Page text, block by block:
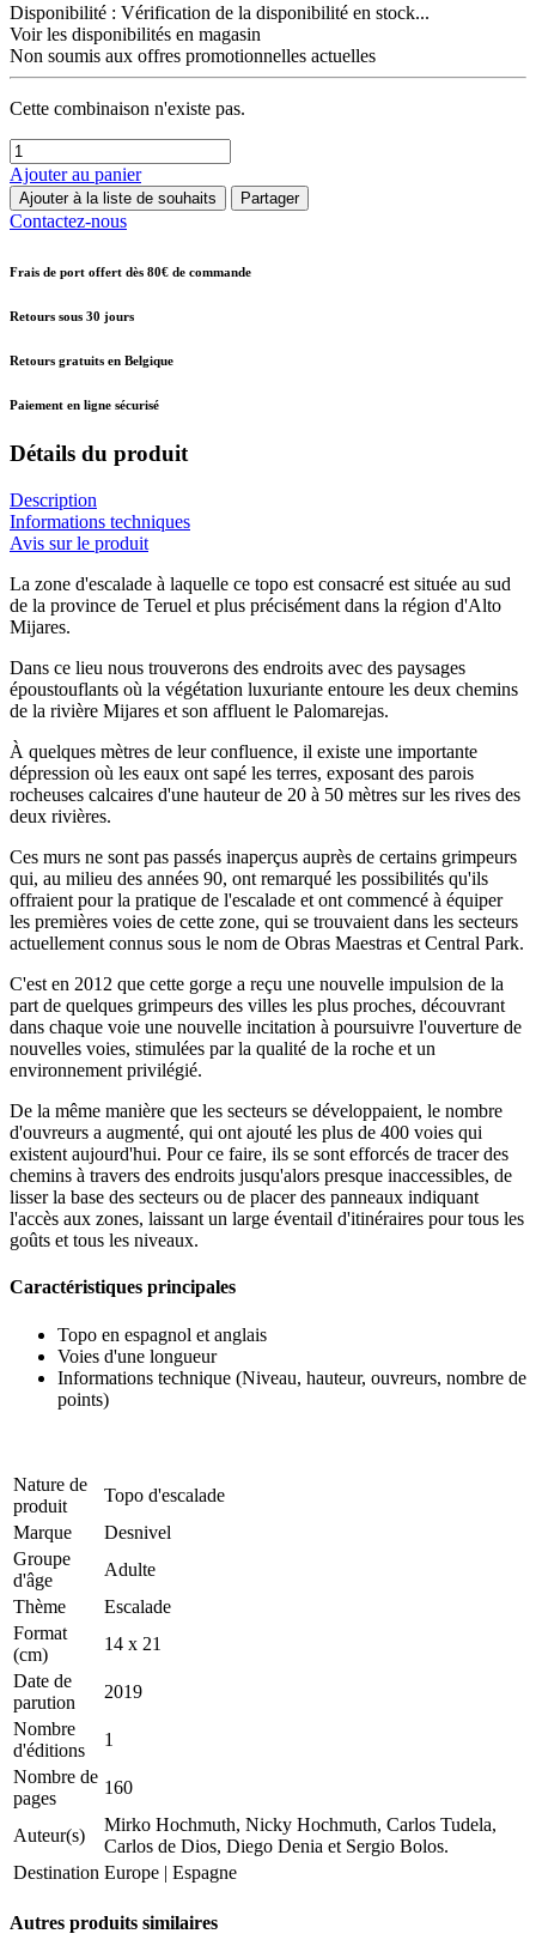
Disponibilité : Vérification de la disponibilité en stock...
Voir les disponibilités en magasin
Non soumis aux offres promotionnelles actuelles
Cette combinaison n'existe pas.
Ajouter au panier
Ajouter à la liste de souhaits Partager
Contactez-nous
Frais de port offert dès 80€ de commande
Retours sous 30 jours
Retours gratuits en Belgique
Paiement en ligne sécurisé
Détails du produit
Description
Informations techniques
Avis sur le produit
La zone d'escalade à laquelle ce topo est consacré est située au sud
de la province de Teruel et plus précisément dans la région d'Alto
Mijares.
Dans ce lieu nous trouverons des endroits avec des paysages
époustouflants où la végétation luxuriante entoure les deux chemins
de la rivière Mijares et son affluent le Palomarejas.
À quelques mètres de leur confluence, il existe une importante
dépression où les eaux ont sapé les terres, exposant des parois
rocheuses calcaires d'une hauteur de 20 à 50 mètres sur les rives des
deux rivières.
Ces murs ne sont pas passés inaperçus auprès de certains grimpeurs
qui, au milieu des années 90, ont remarqué les possibilités qu'ils
offraient pour la pratique de l'escalade et ont commencé à équiper
les premières voies de cette zone, qui se trouvaient dans les secteurs
actuellement connus sous le nom de Obras Maestras et Central Park.
C'est en 2012 que cette gorge a reçu une nouvelle impulsion de la
part de quelques grimpeurs des villes les plus proches, découvrant
dans chaque voie une nouvelle incitation à poursuivre l'ouverture de
nouvelles voies, stimulées par la qualité de la roche et un
environnement privilégié.
De la même manière que les secteurs se développaient, le nombre
d'ouvreurs a augmenté, qui ont ajouté les plus de 400 voies qui
existent aujourd'hui. Pour ce faire, ils se sont efforcés de tracer des
chemins à travers des endroits jusqu'alors presque inaccessibles, de
lisser la base des secteurs ou de placer des panneaux indiquant
l'accès aux zones, laissant un large éventail d'itinéraires pour tous les
goûts et tous les niveaux.
Caractéristiques principales
Topo en espagnol et anglais
Voies d'une longueur
Informations technique (Niveau, hauteur, ouvreurs, nombre de
points)
Nature de
produit
Topo d'escalade
Marque
Desnivel
Groupe
d'âge
Adulte
Thème
Escalade
Format
(cm)
14 x 21
Date de
parution
2019
Nombre
d'éditions
1
Nombre de
pages
160
Auteur(s)
Mirko Hochmuth, Nicky Hochmuth, Carlos Tudela,
Carlos de Dios, Diego Denia et Sergio Bolos.
Destination Europe | Espagne
Autres produits similaires